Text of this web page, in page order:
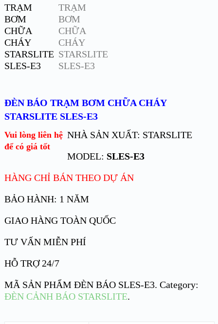
ĐÈN BÁO TRẠM BƠM CHỮA CHÁY
STARSLITE SLES-E3
Vui lòng liên hệ
để có giá tốt
NHÀ SẢN XUẤT: STARSLITE
MODEL: SLES-E3
HÀNG CHỈ BÁN THEO DỰ ÁN
BẢO HÀNH: 1 NĂM
GIAO HÀNG TOÀN QUỐC
TƯ VẤN MIỄN PHÍ
HỖ TRỢ 24/7
MÃ SẢN PHẨM ĐÈN BÁO SLES-E3. Category:
ĐÈN CẢNH BÁO STARSLITE.